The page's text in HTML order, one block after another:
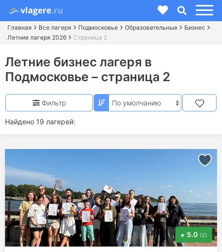
Главная Все лагеря Подмосковье Образовательные
Бизнес
Летние лагеря 2026
Страница 2
Летние бизнес лагеря в
Подмосковье – страница 2
Найдено 19 лагерей:
Фильтр
5.0 (2)